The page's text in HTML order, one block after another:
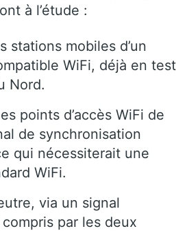
à l’étude :
stations mobiles d’un
WiFi, déjà en test
Nord.
points d’accès WiFi de
de synchronisation
qui nécessiterait une
WiFi.
via un signal
par les deux